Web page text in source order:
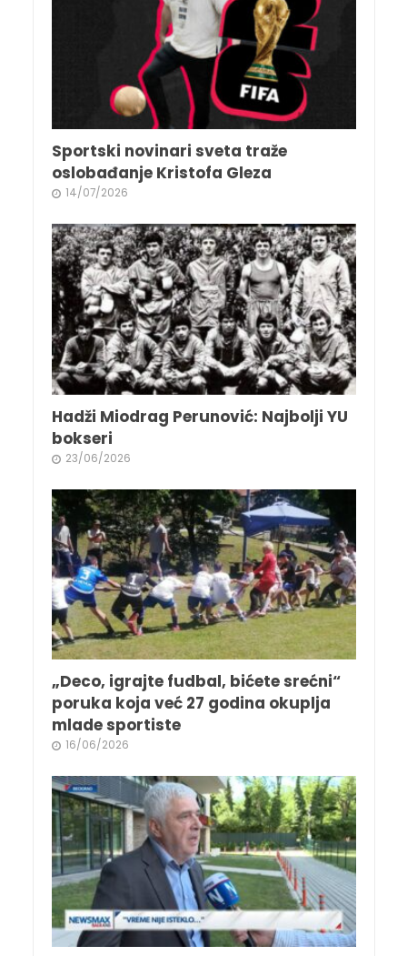
Sportski novinari sveta traže
oslobađanje Kristofa Gleza
14/07/2026
Hadži Miodrag Perunović: Najbolji YU
bokseri
23/06/2026
„Deco, igrajte fudbal, bićete srećni“
poruka koja već 27 godina okuplja
mlade sportiste
16/06/2026